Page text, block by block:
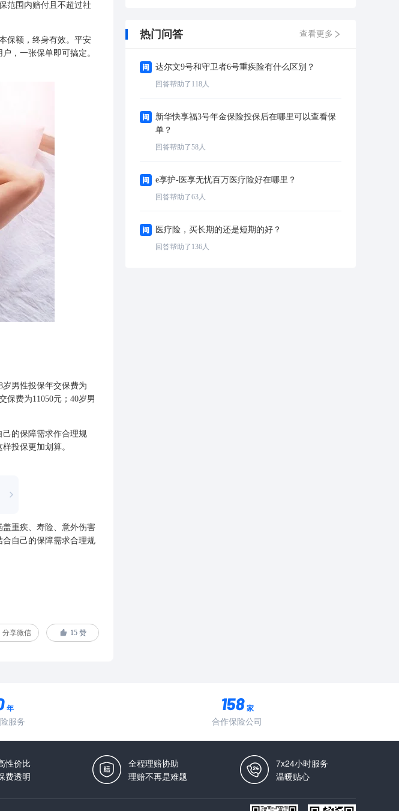
范围内赔付且不超过社
保额，终身有效。平安
，一张保单即可搞定。
男性投保年交保费为
保费为11050元；40岁男
的保障需求作合理规
投保更加划算。
重疾、寿险、意外伤害
自己的保障需求合理规
分享微信 15赞
热门问答 查看更多
达尔文9号和守卫者6号重疾险有什么区别？
回答帮助了 118人
新华快享福3号年金保险投保后在哪里可以查看保
单？
回答帮助了58人
e享护-医享无忧百万医疗险好在哪里？
回答帮助了63人
医疗险，买长期的还是短期的好？
回答帮助了 136人
年
服务
家
合作保险公司
性价比
费透明
全程理赔协助
理赔不再是难题
7x24小时服务
温暖贴心